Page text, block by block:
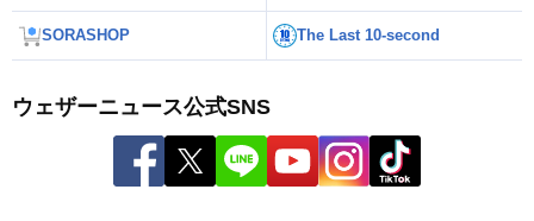
SORASHOP The Last 10-second
ウェザーニュース公式SNS